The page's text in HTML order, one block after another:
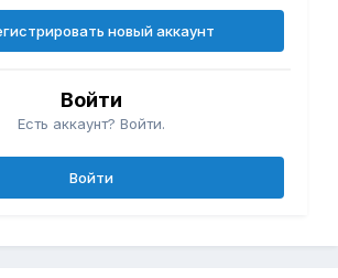
новый аккаунт
Войти
Есть аккаунт? Войти.
Войти